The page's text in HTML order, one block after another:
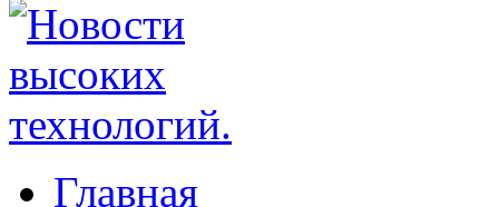
Главная